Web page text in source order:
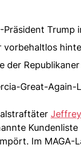
Trump
vorbehaltlos
Great-
Im